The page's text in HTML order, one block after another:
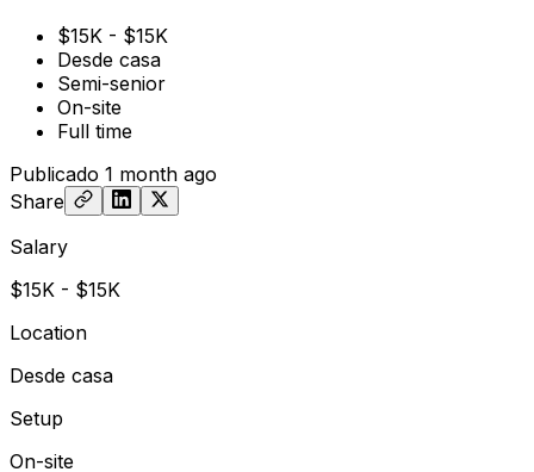
$15K - $15K
Desde casa
Semi-senior
On-site
Full time
Publicado 1 month ago
Share
Salary
$15K - $15K
Location
Desde casa
Setup
On-site